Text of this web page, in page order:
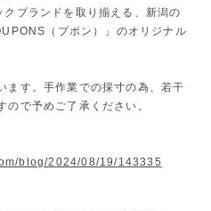
ブランドを取り揃える、新潟の
（プポン）」のオリジナル
す。手作業での採寸の為、若干
で予めご了承ください。
blog/2024/08/19/143335